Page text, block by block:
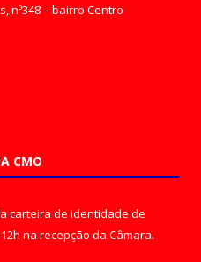
nº348 – bairro Centro
CMO
carteira de identidade de
na recepção da Câmara.